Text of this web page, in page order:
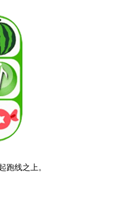
跑线之上。